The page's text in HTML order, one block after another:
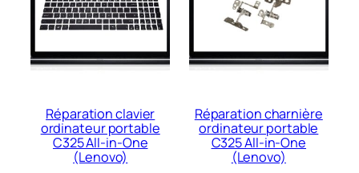
Réparation clavier
ordinateur portable
C325 All-in-One
(Lenovo)
Réparation charnière
ordinateur portable
C325 All-in-One
(Lenovo)